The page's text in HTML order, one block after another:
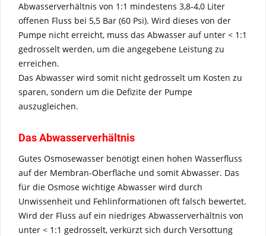
Abwasserverhältnis von 1:1 mindestens 3,8-4,0 Liter
offenen Fluss bei 5,5 Bar (60 Psi). Wird dieses von der
Pumpe nicht erreicht, muss das Abwasser auf unter < 1:1
gedrosselt werden, um die angegebene Leistung zu
erreichen.
Das Abwasser wird somit nicht gedrosselt um Kosten zu
sparen, sondern um die Defizite der Pumpe
auszugleichen.
Das Abwasserverhältnis
Gutes Osmosewasser benötigt einen hohen Wasserfluss
auf der Membran-Oberfläche und somit Abwasser. Das
für die Osmose wichtige Abwasser wird durch
Unwissenheit und Fehlinformationen oft falsch bewertet.
Wird der Fluss auf ein niedriges Abwasserverhältnis von
unter < 1:1 gedrosselt, verkürzt sich durch Versottung